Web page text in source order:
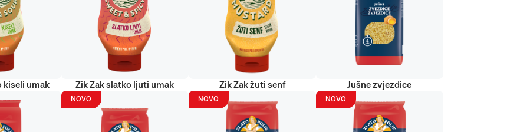
kiseli umak Zik Zak slatko ljuti umak Zik Zak žuti senf Jušne zvjezdice
NOVO NOVO NOVO